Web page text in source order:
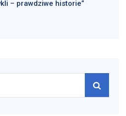
– prawdziwe historie”